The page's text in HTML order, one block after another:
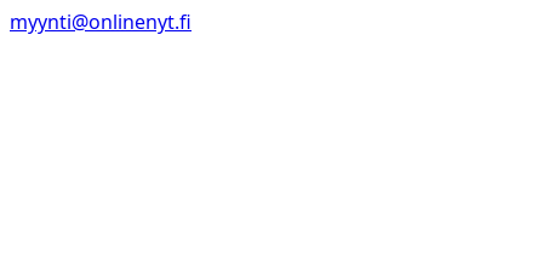
myynti@onlinenyt.fi